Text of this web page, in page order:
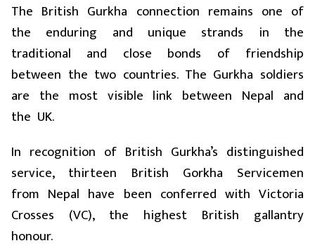
The British Gurkha connection remains one of
the enduring and unique strands in the
traditional and close bonds of friendship
between the two countries. The Gurkha soldiers
are the most visible link between Nepal and
the UK.
In recognition of British Gurkha’s distinguished
service, thirteen British Gorkha Servicemen
from Nepal have been conferred with Victoria
Crosses (VC), the highest British gallantry
honour.